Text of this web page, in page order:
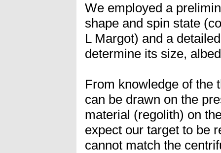
We employed a
shape and spin state
L Margot) and a
determine its size,
From knowledge of the
can be drawn on the
material (regolith) on
expect our target to be
cannot match the